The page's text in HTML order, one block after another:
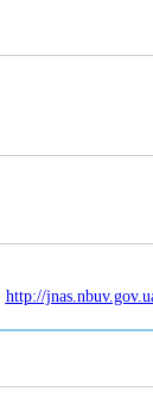
http://